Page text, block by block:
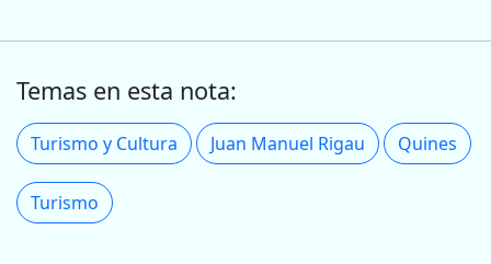
Temas en esta nota:
Turismo y Cultura Juan Manuel Rigau Quines
Turismo